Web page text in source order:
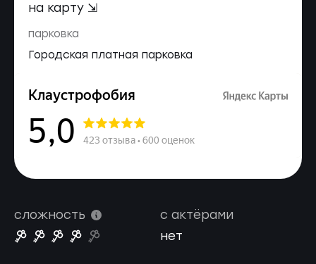
на карту ⇲
парковка
Городская платная парковка
сложность
с актёрами
нет